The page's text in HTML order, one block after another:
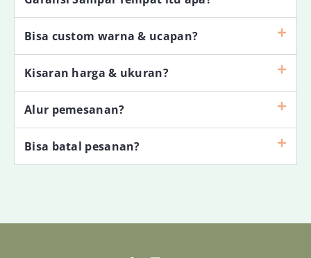
Bisa custom warna & ucapan?
Kisaran harga & ukuran?
Alur pemesanan?
Bisa batal pesanan?